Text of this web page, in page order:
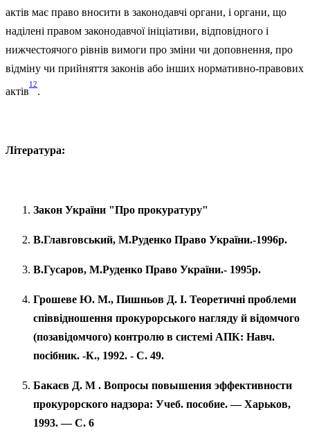
актів має право вносити в законодавчі органи, і органи, що
наділені правом законодавчої ініціативи, відповідного і
нижчестоячого рівнів вимоги про зміни чи доповнення, про
відміну чи прийняття законів або інших нормативно-правових
актів
12
Література:
Закон України "Про прокуратуру"
В.Главговський, М.Руденко Право України.-1996р.
В.Гусаров, М.Руденко Право України.- 1995р.
Грошеве Ю. М., Пишньов Д. І. Теоретичні проблеми
співвідношен­ня прокурорського нагляду й відомчого
(позавідомчого) контролю в системі АПК: Навч.
посібник. -К., 1992. - С. 49.
Бакаєв Д. М . Вопросы повышения эффективности
прокурорского надзора: Учеб. пособие. — Харьков,
1993. — С. 6